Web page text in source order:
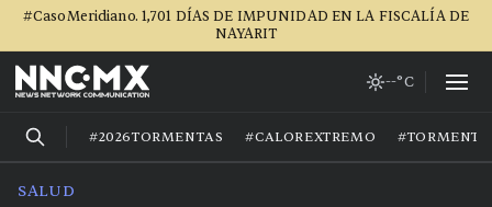
#CasoMeridiano. 1,701 DÍAS DE IMPUNIDAD EN LA FISCALÍA DE
NAYARIT
--°C
#2026TORMENTAS #CALOREXTREMO
SALUD